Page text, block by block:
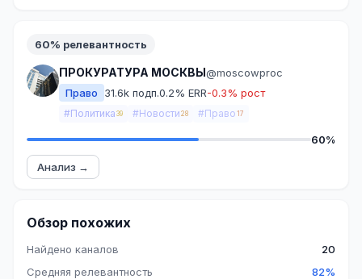
60% релевантность
ПРОКУРАТУРА МОСКВЫ@moscowproc
Право
31.6k подп.0.2% ERR-0.3% рост
#Политика 39 #Новости 28 #Право 17
60%
Анализ →
Обзор похожих
Найдено каналов
20
Средняя релевантность
82%